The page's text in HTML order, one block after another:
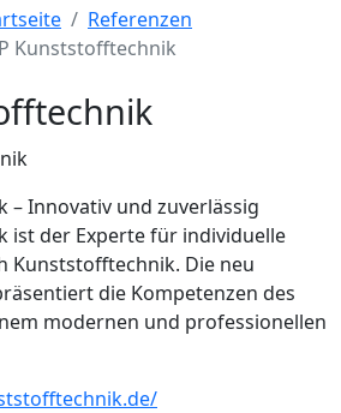
Referenzen
Kunststofftechnik
– Innovativ und zuverlässig
ist der Experte für individuelle
Kunststofftechnik. Die neu
die Kompetenzen des
modernen und professionellen